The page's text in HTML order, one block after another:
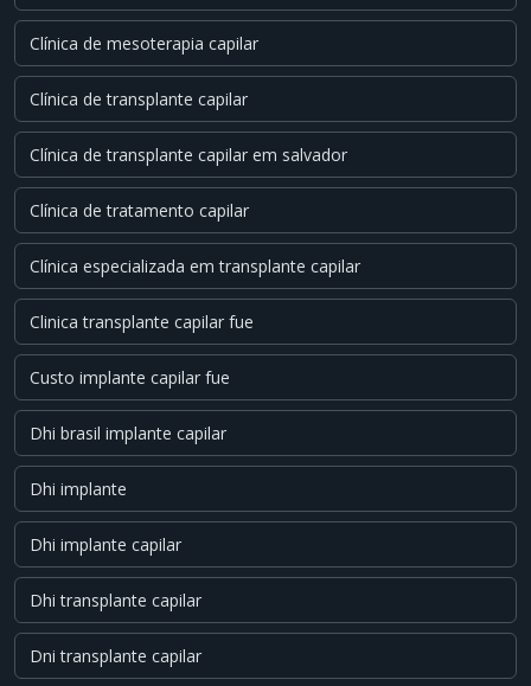
Clínica de mesoterapia capilar
Clínica de transplante capilar
Clínica de transplante capilar em salvador
Clínica de tratamento capilar
Clínica especializada em transplante capilar
Clinica transplante capilar fue
Custo implante capilar fue
Dhi brasil implante capilar
Dhi implante
Dhi implante capilar
Dhi transplante capilar
Dni transplante capilar